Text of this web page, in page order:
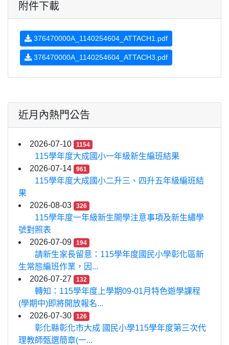
附件下載
376470000A_1140254604_ATTACH1.pdf
376470000A_1140254604_ATTACH3.pdf
近月內熱門公告
2026-07-10 1154
115學年度大成國小一年級新生編班結果
2026-07-14
961
115學年度大成國小二升三、四升五年級編班結
果
2026-08-03
326
115學年度一年級新生開學注意事項及新生繡學
號對照表
2026-07-09
194
請新生家長留意：115學年度國民小學彰化區新
生常態編班作業，因...
2026-07-27
132
轉知：115學年度上學期09-01月特色遊學課程
(學期中)即將開放報名...
2026-07-30
126
彰化縣彰化市大成 國民小學115學年度第三次代
理教師甄選簡章(一...